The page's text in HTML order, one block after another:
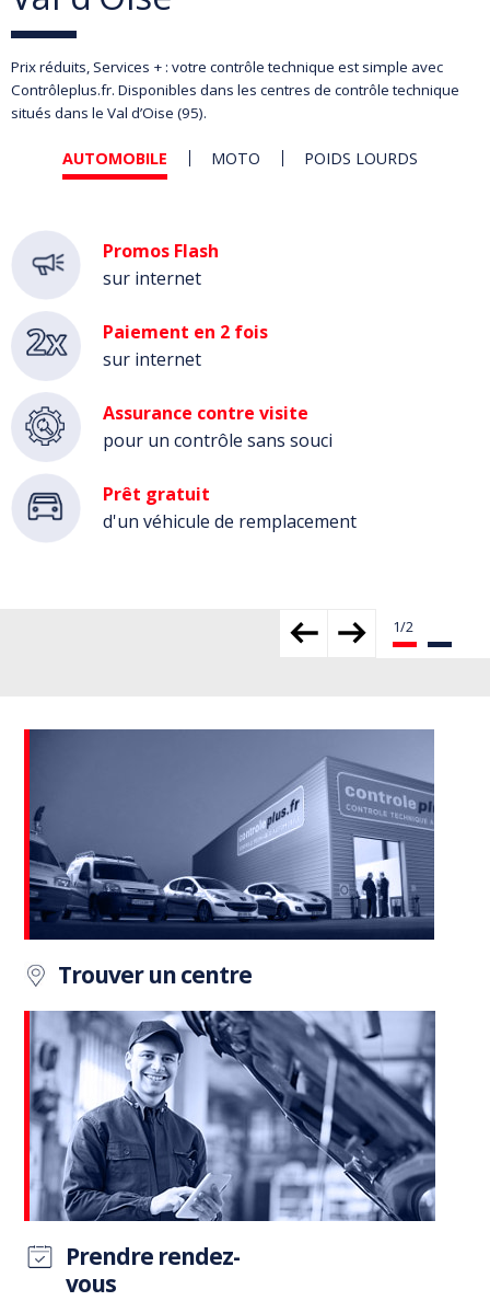
Prix réduits, Services + : votre contrôle technique est simple avec
Contrôleplus.fr. Disponibles dans les centres de contrôle technique
situés dans le Val d’Oise (95).
AUTOMOBILE MOTO POIDS LOURDS
Automobile
Promos Flash
sur internet
Paiement en 2 fois
sur internet
Assurance contre visite
pour un contrôle sans souci
Prêt gratuit
d'un véhicule de remplacement
Trouver un centre
Prendre rendez-
vous